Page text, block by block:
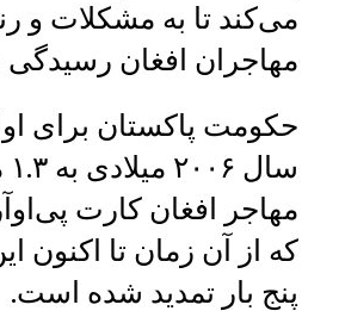
می‌کند تا به مشکلات و
مهاجران افغان
حکومت پاکستان برای
مهاجر افغان کارت
که از آن زمان تا اکنون
پنج بار تمدید شده است.